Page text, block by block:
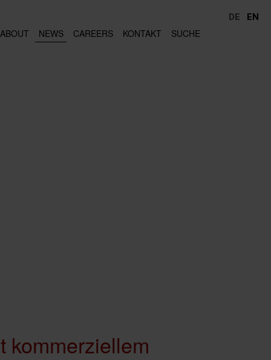
ABOUT NEWS CAREERS KONTAKT SUCHE
DE EN
kommerziellem